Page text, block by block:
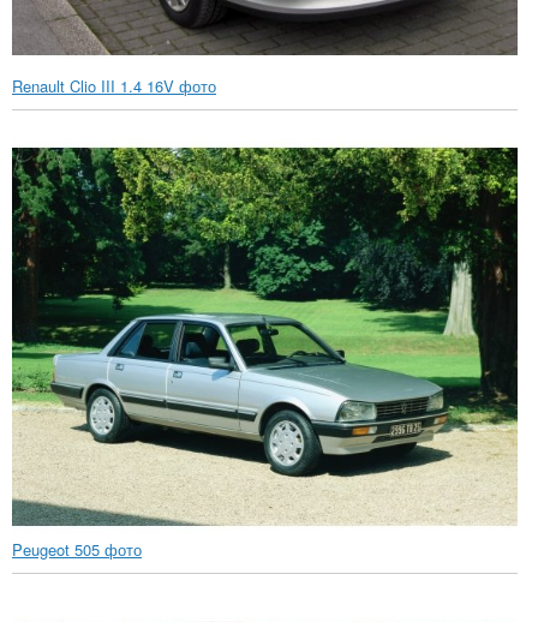
Renault Clio III 1.4 16V фото
Peugeot 505 фото